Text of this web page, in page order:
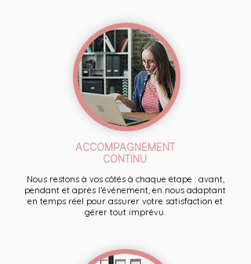
ACCOMPAGNEMENT
CONTINU
Nous restons à vos côtés à chaque étape : avant,
pendant et après l’événement, en nous adaptant
en temps réel pour assurer votre satisfaction et
gérer tout imprévu.